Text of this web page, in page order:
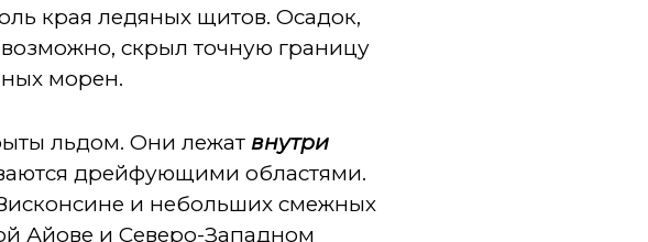
края ледяных щитов. Осадок,
скрыл точную границу
морен.
льдом. Они лежат внутри
дрейфующими областями.
и небольших смежных
Айове и Северо-Западном